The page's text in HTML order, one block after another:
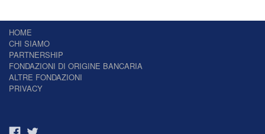
HOME
CHI SIAMO
PARTNERSHIP
FONDAZIONI DI ORIGINE BANCARIA
ALTRE FONDAZIONI
PRIVACY